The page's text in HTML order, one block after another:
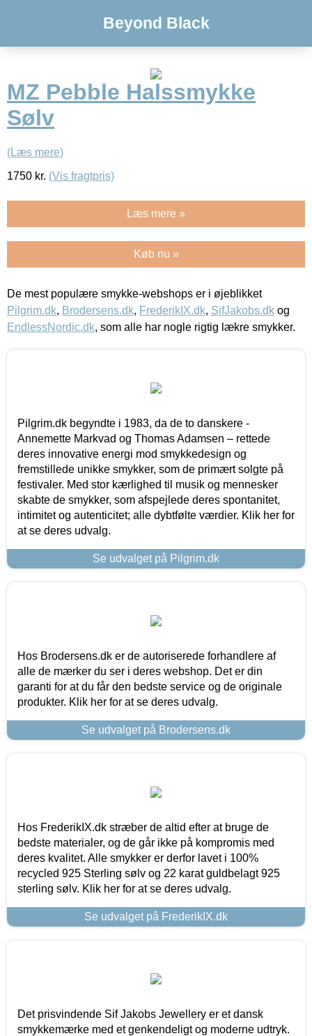
Beyond Black
MZ Pebble Halssmykke
Sølv
(Læs mere)
1750 kr. (Vis fragtpris)
Læs mere »
Køb nu »
De mest populære smykke-webshops er i øjeblikket
Pilgrim.dk, Brodersens.dk, FrederikIX.dk, SifJakobs.dk og
EndlessNordic.dk, som alle har nogle rigtig lækre smykker.
Pilgrim.dk begyndte i 1983, da de to danskere -
Annemette Markvad og Thomas Adamsen – rettede
deres innovative energi mod smykkedesign og
fremstillede unikke smykker, som de primært solgte på
festivaler. Med stor kærlighed til musik og mennesker
skabte de smykker, som afspejlede deres spontanitet,
intimitet og autenticitet; alle dybtfølte værdier. Klik her for
at se deres udvalg.
Se udvalget på Pilgrim.dk
Hos Brodersens.dk er de autoriserede forhandlere af
alle de mærker du ser i deres webshop. Det er din
garanti for at du får den bedste service og de originale
produkter. Klik her for at se deres udvalg.
Se udvalget på Brodersens.dk
Hos FrederikIX.dk stræber de altid efter at bruge de
bedste materialer, og de går ikke på kompromis med
deres kvalitet. Alle smykker er derfor lavet i 100%
recycled 925 Sterling sølv og 22 karat guldbelagt 925
sterling sølv. Klik her for at se deres udvalg.
Se udvalget på FrederikIX.dk
Det prisvindende Sif Jakobs Jewellery er et dansk
smykkemærke med et genkendeligt og moderne udtryk.